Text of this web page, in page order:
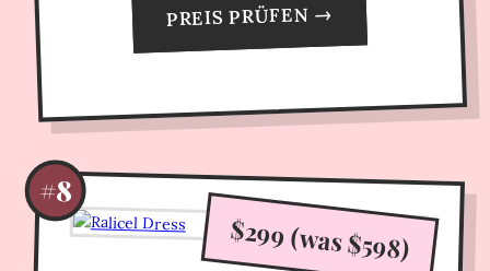
PREIS PRÜFEN →
#8
$299 (was $598)